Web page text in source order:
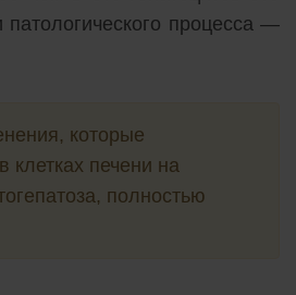
патологического процесса —
которые
клетках печени на
полностью